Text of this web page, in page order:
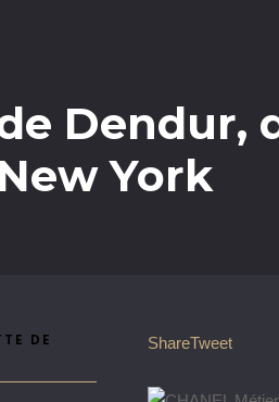
Dendur,
York
ShareTweet
DE